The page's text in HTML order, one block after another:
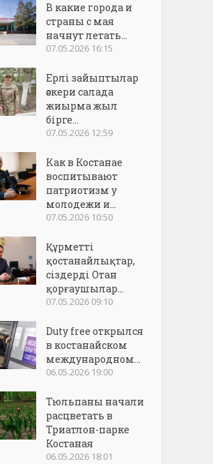
В какие города и
страны с мая
начнут летать...
07.05.2026 16:15
Ерлі зайыптылар
әскери салада
жиырма жыл
бірге...
07.05.2026 12:59
Как в Костанае
воспитывают
патриотизм у
молодежи и...
07.05.2026 10:50
Құрметті
қостанайлықтар,
сіздерді Отан
қорғаушылар...
07.05.2026 09:10
Duty free открылся
в костанайском
международном...
06.05.2026 19:00
Тюльпаны начали
расцветать в
Триатлон-парке
Костаная
06.05.2026 18:01